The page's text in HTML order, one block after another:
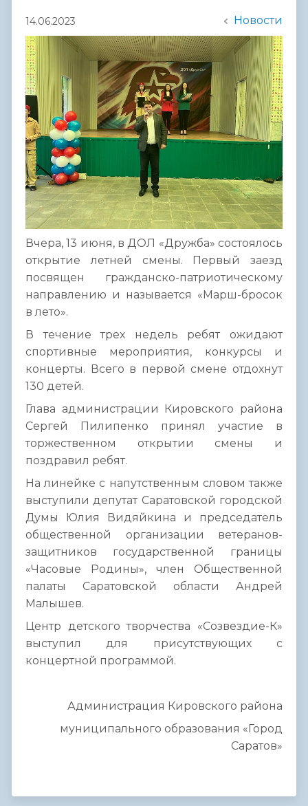
14.06.2023 Новости
Вчера, 13 июня, в ДОЛ «Дружба» состоялось
открытие летней смены. Первый заезд
посвящен гражданско-патриотическому
направлению и называется «Марш-бросок
в лето».
В течение трех недель ребят ожидают
спортивные мероприятия, конкурсы и
концерты. Всего в первой смене отдохнут
130 детей.
Глава администрации Кировского района
Сергей Пилипенко принял участие в
торжественном открытии смены и
поздравил ребят.
На линейке с напутственным словом также
выступили депутат Саратовской городской
Думы Юлия Видяйкина и председатель
общественной организации ветеранов-
защитников государственной границы
«Часовые Родины», член Общественной
палаты Саратовской области Андрей
Малышев.
Центр детского творчества «Созвездие-К»
выступил для присутствующих с
концертной программой.
Администрация Кировского района
муниципального образования «Город
Саратов»